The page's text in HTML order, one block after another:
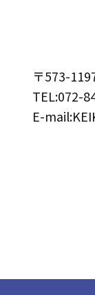
〒573-
TEL:072-
E-